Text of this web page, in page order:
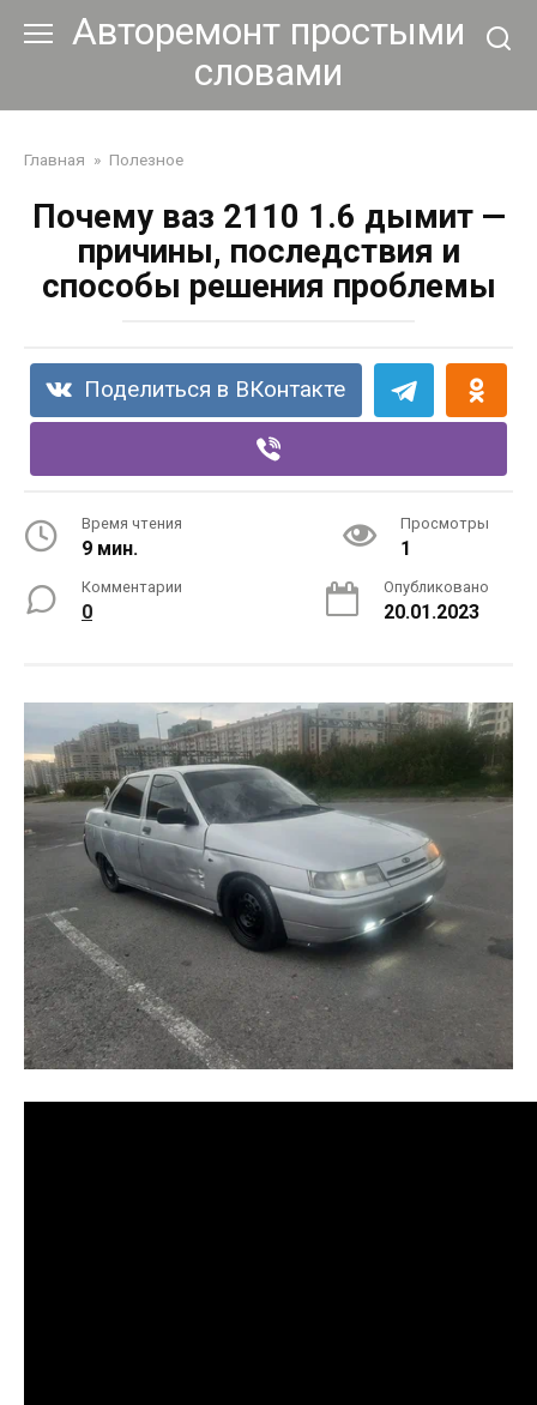
Авторемонт простыми
словами
Главная » Полезное
Почему ваз 2110 1.6 дымит —
причины, последствия и
способы решения проблемы
Поделиться в ВКонтакте
Время чтения
9 мин.
Просмотры
1
Комментарии
0
Опубликовано
20.01.2023